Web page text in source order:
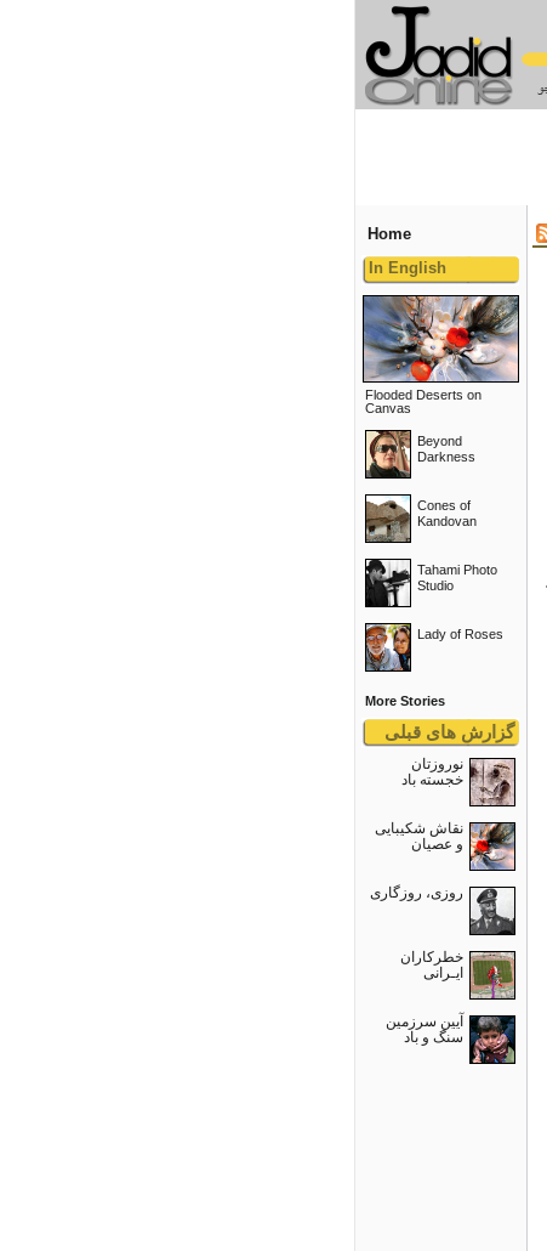
Home
In English
Flooded Deserts on
Canvas
Beyond
Darkness
Cones of
Kandovan
Tahami Photo
Studio
Lady of Roses
More Stories
گزارش های قبلی
نوروزتان
خجسته باد
نقاش شکیبایی
و عصيان
روزی، روزگاری
خطرکاران
ایـرانی
آیین سرزمین
سنگ و باد